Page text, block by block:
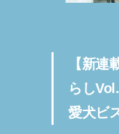
【新連
らし
愛犬ビ